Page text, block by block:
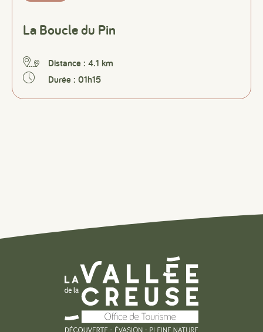
La Boucle du Pin
Distance : 4.1 km
Durée : 01h15